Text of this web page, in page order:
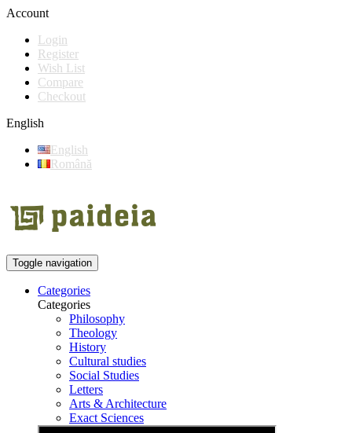
Account
Login
Register
Wish List
Compare
Checkout
English
English
Română
Toggle navigation
Categories
Categories
Philosophy
Theology
History
Cultural studies
Social Studies
Letters
Arts & Architecture
Exact Sciences